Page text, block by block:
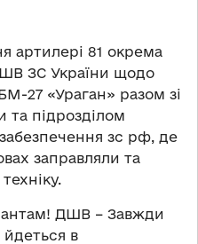
артилері 81 окрема
ЗС України щодо
27 «Ураган» разом зі
підрозділом
зс рф, де
заправляли та
ДШВ – Завжди
йдеться в